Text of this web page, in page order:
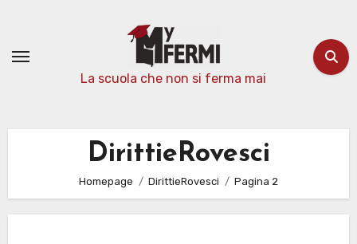
contenuto
La scuola che non si ferma mai
DirittieRovesci
Homepage DirittieRovesci Pagina 2